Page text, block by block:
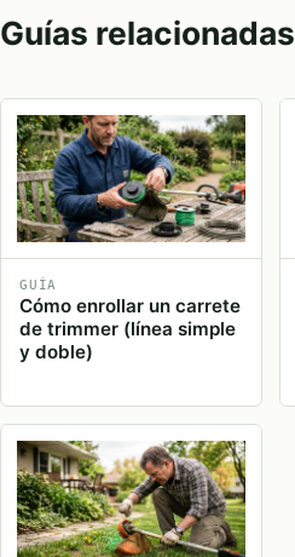
Guías relacionadas
GUÍA
Cómo enrollar un carrete
de trimmer (línea simple
y doble)